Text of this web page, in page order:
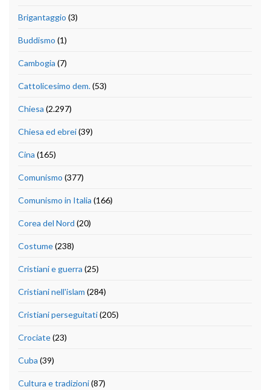
Brigantaggio (3)
Buddismo (1)
Cambogia (7)
Cattolicesimo dem.(53)
Chiesa (2.297)
Chiesa ed ebrei(39)
Cina (165)
Comunismo (377)
Comunismo in Italia (166)
Corea del Nord (20)
Costume(238)
Cristiani e guerra (25)
Cristiani nell'islam (284)
Cristiani perseguitati(205)
Crociate(23)
Cuba (39)
Cultura e tradizioni(87)